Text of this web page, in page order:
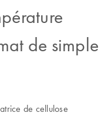
de simple
de cellulose